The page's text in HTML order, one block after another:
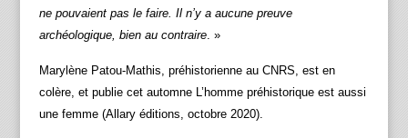
ne pouvaient pas le faire. Il n’y a aucune preuve
archéologique, bien au contraire. »
Marylène Patou-Mathis, préhistorienne au CNRS, est en
colère, et publie cet automne L’homme préhistorique est aussi
une femme (Allary éditions, octobre 2020).